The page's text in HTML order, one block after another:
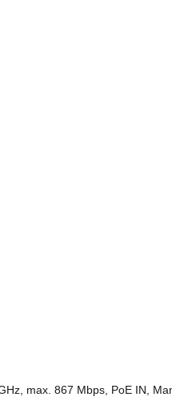
max. 867 Mbps, PoE IN,